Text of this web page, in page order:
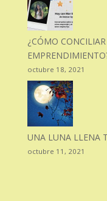
¿CÓMO
octubre 18, 2021
UNA LUNA LLENA
octubre 11, 2021